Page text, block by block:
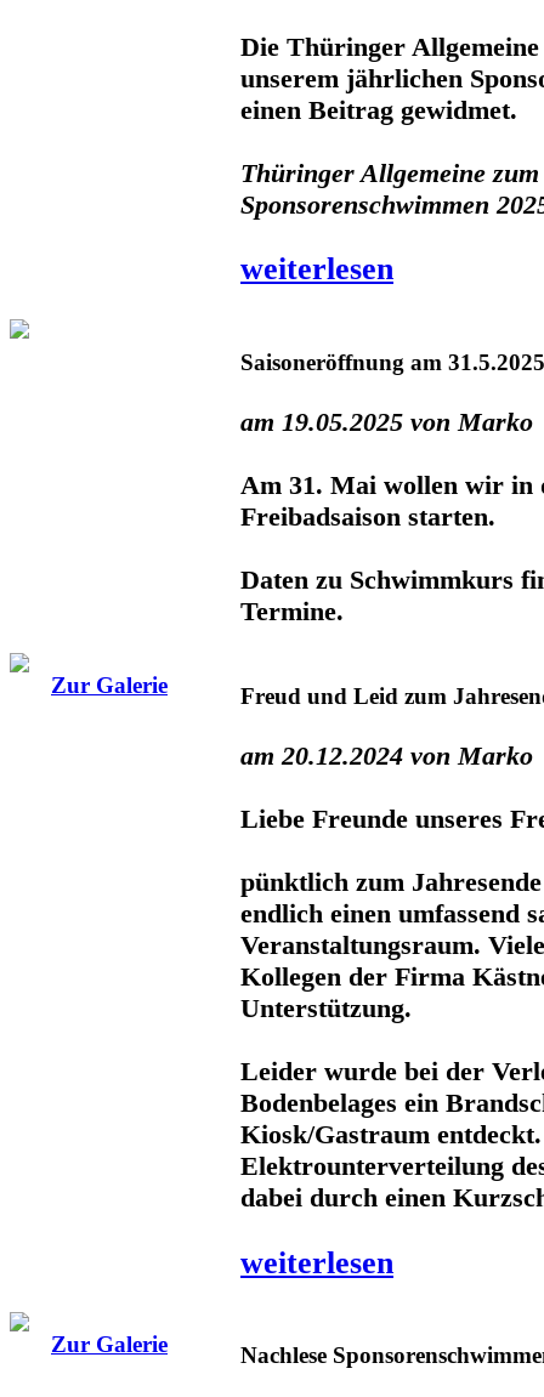
Die Thüringer
unserem jährlichen
einen Beitrag gewidmet.
Thüringer Allgemeine zum
Sponsorenschwimmen
weiterlesen
Saisoneröffnung am 31.5.2025
am 19.05.2025 von Marko
Am 31. Mai wollen wir in
Freibadsaison starten.
Daten zu Schwimmkurs
Termine.
Zur Galerie Freud und Leid zum
am 20.12.2024 von Marko
Liebe Freunde unseres
pünktlich zum
endlich einen umfassend
Veranstaltungsraum.
Kollegen der Firma
Unterstützung.
Leider wurde bei der
Bodenbelages ein
Kiosk/Gastraum
Elektrounterverteilung
dabei durch einen
weiterlesen
Zur Galerie Nachlese